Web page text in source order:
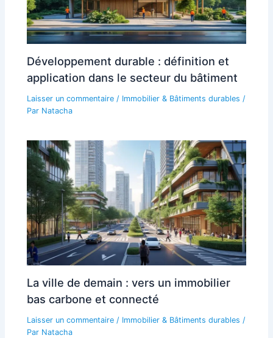
Développement durable : définition et
application dans le secteur du bâtiment
Laisser un commentaire / Immobilier & Bâtiments durables /
Par Natacha
La ville de demain : vers un immobilier
bas carbone et connecté
Laisser un commentaire / Immobilier & Bâtiments durables /
Par Natacha